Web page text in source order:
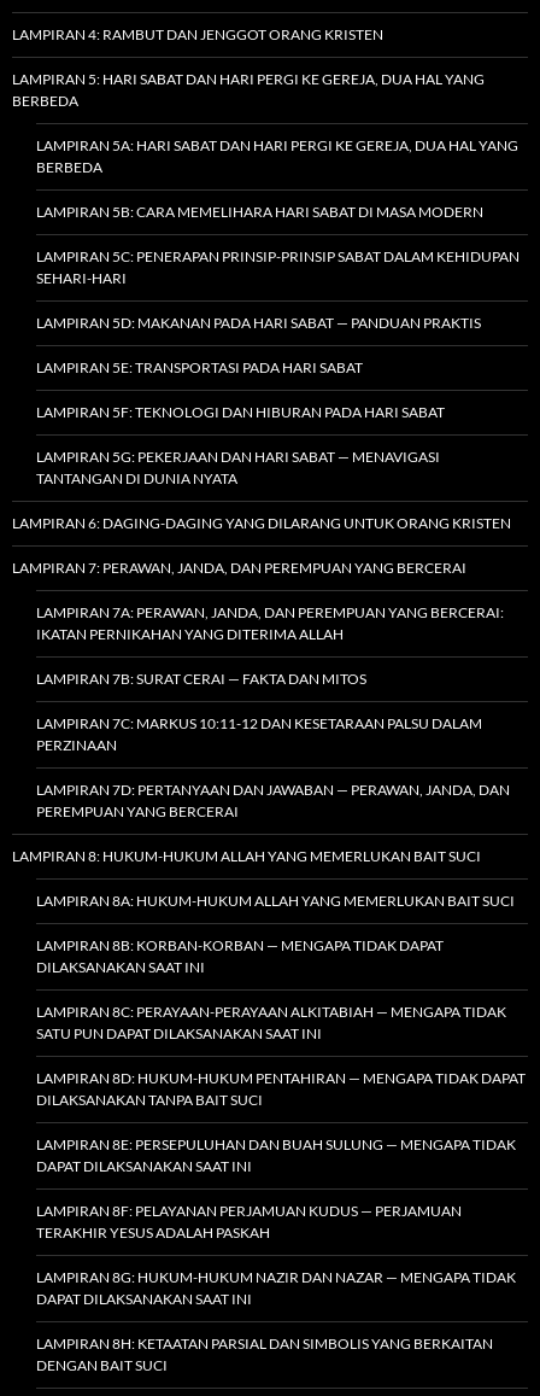
LAMPIRAN 4: RAMBUT DAN JENGGOT ORANG KRISTEN
LAMPIRAN 5: HARI SABAT DAN HARI PERGI KE GEREJA, DUA HAL YANG
BERBEDA
LAMPIRAN 5A: HARI SABAT DAN HARI PERGI KE GEREJA, DUA HAL YANG
BERBEDA
LAMPIRAN 5B: CARA MEMELIHARA HARI SABAT DI MASA MODERN
LAMPIRAN 5C: PENERAPAN PRINSIP-PRINSIP SABAT DALAM KEHIDUPAN
SEHARI-HARI
LAMPIRAN 5D: MAKANAN PADA HARI SABAT — PANDUAN PRAKTIS
LAMPIRAN 5E: TRANSPORTASI PADA HARI SABAT
LAMPIRAN 5F: TEKNOLOGI DAN HIBURAN PADA HARI SABAT
LAMPIRAN 5G: PEKERJAAN DAN HARI SABAT — MENAVIGASI
TANTANGAN DI DUNIA NYATA
LAMPIRAN 6: DAGING-DAGING YANG DILARANG UNTUK ORANG KRISTEN
LAMPIRAN 7: PERAWAN, JANDA, DAN PEREMPUAN YANG BERCERAI
LAMPIRAN 7A: PERAWAN, JANDA, DAN PEREMPUAN YANG BERCERAI:
IKATAN PERNIKAHAN YANG DITERIMA ALLAH
LAMPIRAN 7B: SURAT CERAI — FAKTA DAN MITOS
LAMPIRAN 7C: MARKUS 10:11-12 DAN KESETARAAN PALSU DALAM
PERZINAAN
LAMPIRAN 7D: PERTANYAAN DAN JAWABAN — PERAWAN, JANDA, DAN
PEREMPUAN YANG BERCERAI
LAMPIRAN 8: HUKUM-HUKUM ALLAH YANG MEMERLUKAN BAIT SUCI
LAMPIRAN 8A: HUKUM-HUKUM ALLAH YANG MEMERLUKAN BAIT SUCI
LAMPIRAN 8B: KORBAN-KORBAN — MENGAPA TIDAK DAPAT
DILAKSANAKAN SAAT INI
LAMPIRAN 8C: PERAYAAN-PERAYAAN ALKITABIAH — MENGAPA TIDAK
SATU PUN DAPAT DILAKSANAKAN SAAT INI
LAMPIRAN 8D: HUKUM-HUKUM PENTAHIRAN — MENGAPA TIDAK DAPAT
DILAKSANAKAN TANPA BAIT SUCI
LAMPIRAN 8E: PERSEPULUHAN DAN BUAH SULUNG — MENGAPA TIDAK
DAPAT DILAKSANAKAN SAAT INI
LAMPIRAN 8F: PELAYANAN PERJAMUAN KUDUS — PERJAMUAN
TERAKHIR YESUS ADALAH PASKAH
LAMPIRAN 8G: HUKUM-HUKUM NAZIR DAN NAZAR — MENGAPA TIDAK
DAPAT DILAKSANAKAN SAAT INI
LAMPIRAN 8H: KETAATAN PARSIAL DAN SIMBOLIS YANG BERKAITAN
DENGAN BAIT SUCI